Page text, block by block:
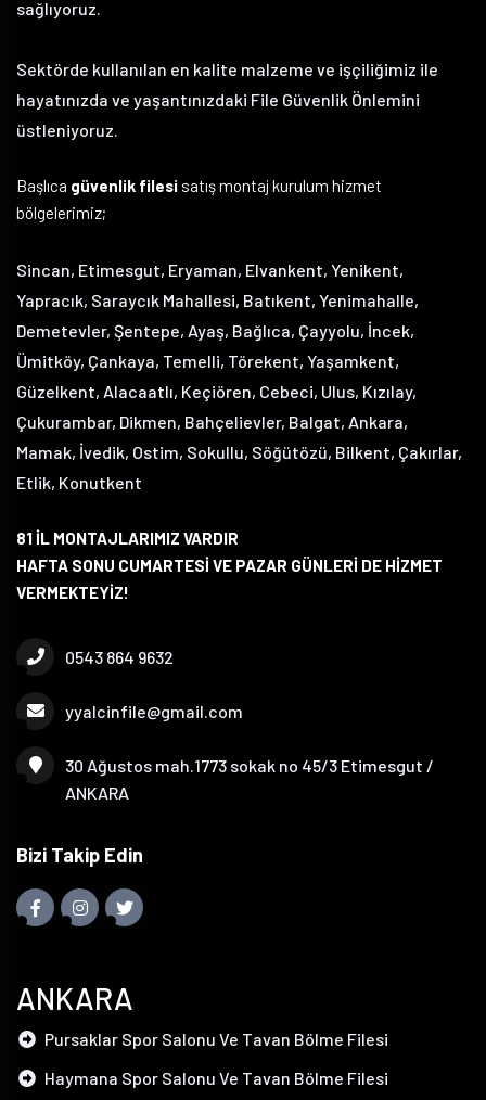
sağlıyoruz.
Sektörde kullanılan en kalite malzeme ve işçiliğimiz ile
hayatınızda ve yaşantınızdaki File Güvenlik Önlemini
üstleniyoruz.
Başlıca güvenlik filesi satış montaj kurulum hizmet
bölgelerimiz;
Sincan, Etimesgut, Eryaman, Elvankent, Yenikent,
Yapracık, Saraycık Mahallesi, Batıkent, Yenimahalle,
Demetevler, Şentepe, Ayaş, Bağlıca, Çayyolu, İncek,
Ümitköy, Çankaya, Temelli, Törekent, Yaşamkent,
Güzelkent, Alacaatlı, Keçiören, Cebeci, Ulus, Kızılay,
Çukurambar, Dikmen, Bahçelievler, Balgat, Ankara,
Mamak, İvedik, Ostim, Sokullu, Söğütözü, Bilkent, Çakırlar,
Etlik, Konutkent
81 İL MONTAJLARIMIZ VARDIR
HAFTA SONU CUMARTESİ VE PAZAR GÜNLERİ DE HİZMET
VERMEKTEYİZ!
0543 864 9632
yyalcinfile@gmail.com
30 Ağustos mah.1773 sokak no 45/3 Etimesgut /
ANKARA
Bizi Takip Edin
ANKARA
Pursaklar Spor Salonu Ve Tavan Bölme Filesi
Haymana Spor Salonu Ve Tavan Bölme Filesi